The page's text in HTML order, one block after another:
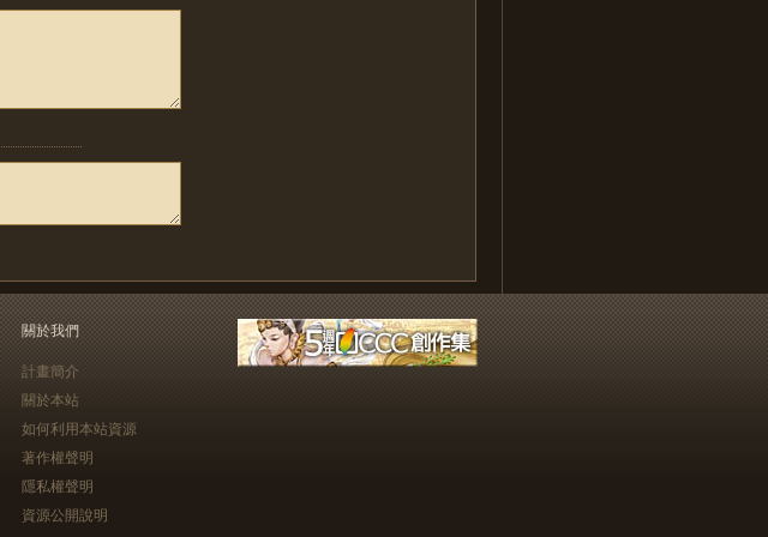
關於我們
計畫簡介
關於本站
如何利用本站資源
著作權聲明
隱私權聲明
資源公開說明